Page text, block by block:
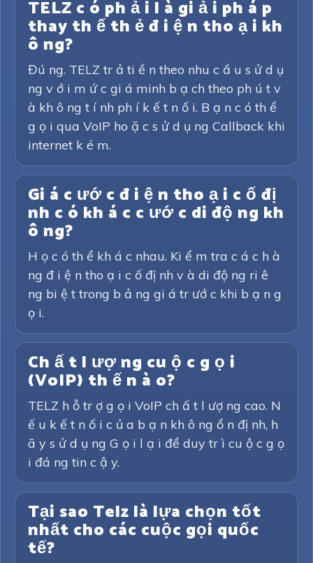
TELZ c ó ph ả i l à gi ả i ph á p
thay th ế th ẻ đ i ệ n tho ạ i kh
ô ng?
Đú ng. TELZ tr ả ti ề n theo nhu c ầ u s ử d ụ
ng v ớ i m ứ c gi á minh b ạ ch theo ph ú t v
à kh ô ng t í nh ph í k ế t n ố i. B ạ n c ó th ể
g ọ i qua VoIP ho ặ c s ử d ụ ng Callback khi
internet k é m.
Gi á c ướ c đ i ệ n tho ạ i c ố đị
nh c ó kh á c c ướ c di độ ng kh
ô ng?
H ọ c ó th ể kh á c nhau. Ki ể m tra c á c h à
ng đ i ệ n tho ạ i c ố đị nh v à di độ ng ri ê
ng bi ệ t trong b ả ng gi á tr ướ c khi b ạ n g
ọ i.
Ch ấ t l ượ ng cu ộ c g ọ i
(VoIP) th ế n à o?
TELZ h ỗ tr ợ g ọ i VoIP ch ấ t l ượ ng cao. N
ế u k ế t n ố i c ủ a b ạ n kh ô ng ổ n đị nh, h
ã y s ử d ụ ng G ọ i l ạ i để duy tr ì cu ộ c g ọ
i đá ng tin c ậ y.
Tại sao Telz là lựa chọn tốt
nhất cho các cuộc gọi quốc
tế?